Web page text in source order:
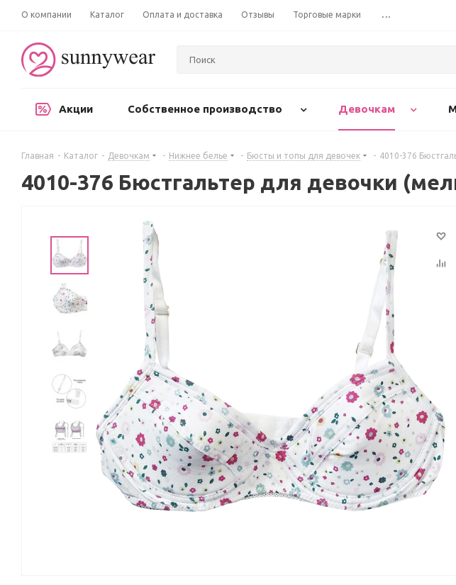
О компании Каталог Оплата и доставка Отзывы Торговые марки ...
Акции Собственное производство Девочкам
Главная - Каталог - Девочкам - Нижнее белье - Бюсты и топы для девочек - 4010-376
4010-376 Бюстгальтер для девочки